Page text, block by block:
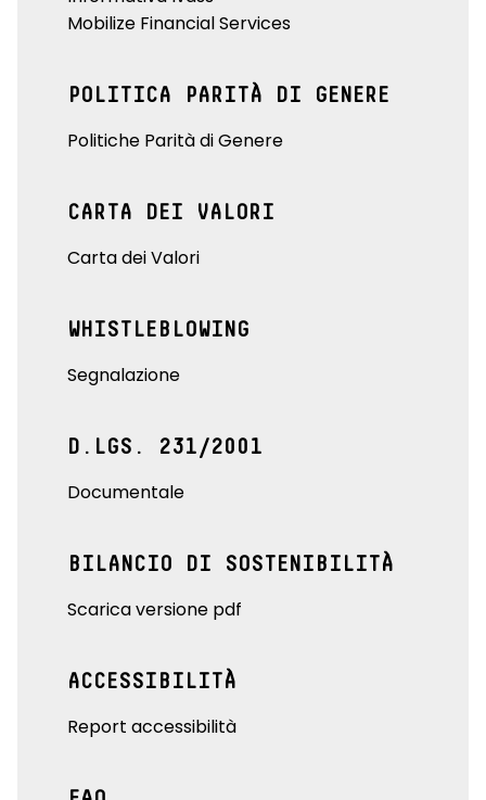
Mobilize Financial Services
POLITICA PARITÀ DI GENERE
Politiche Parità di Genere
CARTA DEI VALORI
Carta dei Valori
WHISTLEBLOWING
Segnalazione
D.LGS. 231/2001
Documentale
BILANCIO DI SOSTENIBILITÀ
Scarica versione pdf
ACCESSIBILITÀ
Report accessibilità